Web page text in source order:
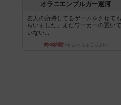
オラニエンブルガー運河
友人の所持してるゲームをさせても
らいました。まだワーカーの置いて
いない...
約3時間前by おっちょこちょい